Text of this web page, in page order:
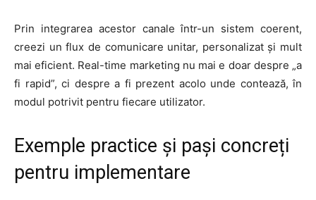
AI
LEGAL & DP
STUDIES
CONTACT
Prin integrarea acestor canale într-un sistem coerent,
creezi un flux de comunicare unitar, personalizat și mult
mai eficient. Real-time marketing nu mai e doar despre „a
fi rapid”, ci despre a fi prezent acolo unde contează, în
modul potrivit pentru fiecare utilizator.
Exemple practice și pași concreți
pentru implementare